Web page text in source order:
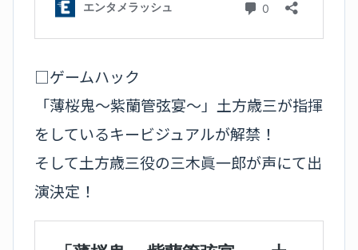
□ゲームハック
「薄桜鬼～紫蘭管弦宴～」土方歳三が指揮
をしているキービジュアルが解禁！
そして土方歳三役の三木眞一郎が声にて出
演決定！